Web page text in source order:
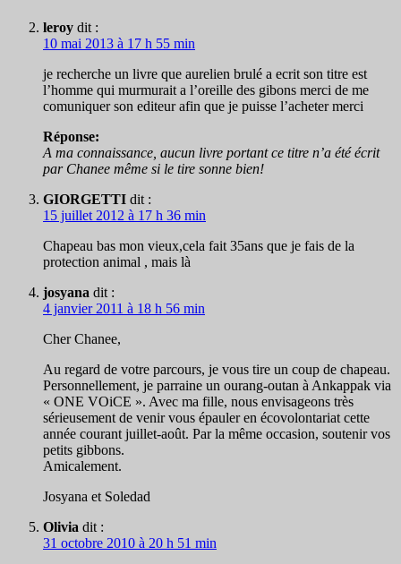
leroy dit :
10 mai 2013 à 17 h 55 min
je recherche un livre que aurelien brulé a ecrit son titre est
l’homme qui murmurait a l’oreille des gibons merci de me
comuniquer son editeur afin que je puisse l’acheter merci
Réponse:
A ma connaissance, aucun livre portant ce titre n’a été écrit
par Chanee même si le tire sonne bien!
GIORGETTI dit :
15 juillet 2012 à 17 h 36 min
Chapeau bas mon vieux,cela fait 35ans que je fais de la
protection animal , mais là
josyana dit :
4 janvier 2011 à 18 h 56 min
Cher Chanee,
Au regard de votre parcours, je vous tire un coup de chapeau.
Personnellement, je parraine un ourang-outan à Ankappak via
« ONE VOiCE ». Avec ma fille, nous envisageons très
sérieusement de venir vous épauler en écovolontariat cette
année courant juillet-août. Par la même occasion, soutenir vos
petits gibbons.
Amicalement.
Josyana et Soledad
Olivia dit :
31 octobre 2010 à 20 h 51 min